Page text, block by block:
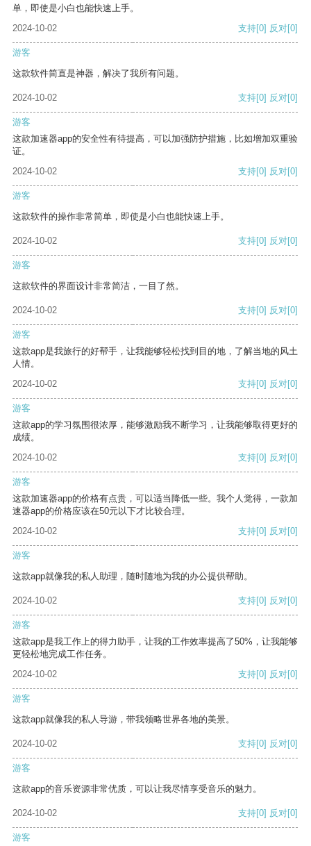
单，即使是小白也能快速上手。
2024-10-02
支持[0] 反对[0]
游客
这款软件简直是神器，解决了我所有问题。
2024-10-02 支持[0] 反对[0]
游客
这款加速器app的安全性有待提高，可以加强防护措施，比如增加双重验
证。
2024-10-02
支持[0] 反对[0]
游客
这款软件的操作非常简单，即使是小白也能快速上手。
2024-10-02 支持[0] 反对[0]
游客
这款软件的界面设计非常简洁，一目了然。
2024-10-02 支持[0] 反对[0]
游客
这款app是我旅行的好帮手，让我能够轻松找到目的地，了解当地的风土
人情。
2024-10-02
支持[0] 反对[0]
游客
这款app的学习氛围很浓厚，能够激励我不断学习，让我能够取得更好的
成绩。
2024-10-02
支持[0] 反对[0]
游客
这款加速器app的价格有点贵，可以适当降低一些。我个人觉得，一款加
速器app的价格应该在50元以下才比较合理。
2024-10-02
支持[0] 反对[0]
游客
这款app就像我的私人助理，随时随地为我的办公提供帮助。
2024-10-02 支持[0] 反对[0]
游客
这款app是我工作上的得力助手，让我的工作效率提高了50%，让我能够
更轻松地完成工作任务。
2024-10-02
支持[0] 反对[0]
游客
这款app就像我的私人导游，带我领略世界各地的美景。
2024-10-02 支持[0] 反对[0]
游客
这款app的音乐资源非常优质，可以让我尽情享受音乐的魅力。
2024-10-02 支持[0] 反对[0]
游客